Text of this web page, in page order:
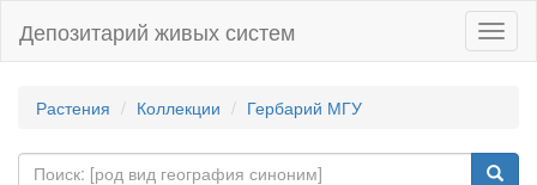
Депозитарий живых систем
Растения Коллекции Гербарий МГУ